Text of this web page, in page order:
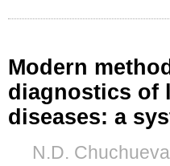
Modern
diagnostics of
diseases: a
N.D.